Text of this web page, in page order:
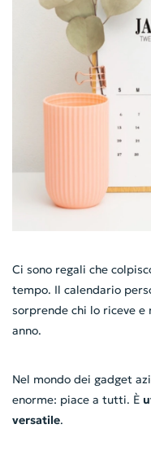
Ci sono regali che
tempo. Il calendario
sorprende chi lo riceve
anno.
Nel mondo dei gadget
enorme: piace a tutti. È
versatile.